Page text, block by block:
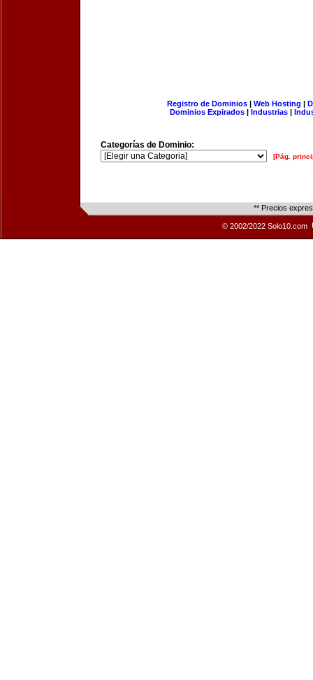
Registro de Dominios| Web Hosting |
Dominios Expirados | Industrias |
Categorías de Dominio:
[Pág.
** Precios
© 2002/2022 Solo10.com